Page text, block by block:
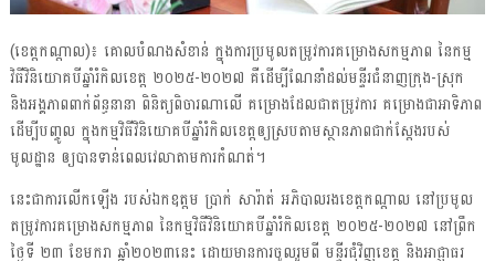
(ខេត្តកណ្ដាល)៖ គោលបំណងសំខាន់ ក្នុងការប្រមូលតម្រូវការគម្រោងសកម្មភាព នៃកម្ម
វិធីវិនិយោគបីឆ្នាំរំកិលខេត្ត ២០២៥-២០២៧ គឺដើម្បីណែនាំដល់មន្ទីរជំនាញក្រុង-ស្រុក
និងអង្គភាពពាក់ព័ន្ធនានា ពិនិត្យពិចារណាលើ គម្រោងដែលជាតម្រូវការ គម្រោងជាអាទិភាព
ដើម្បីបញ្ចូល ក្នុងកម្មវិធីវិនិយោគបីឆ្នាំរំកិលខេត្តឲ្យស្របតាមស្ថានភាពជាក់ស្ដែងរបស់
មូលដ្ឋាន ឲ្យបានទាន់ពេលវេលាតាមការកំណត់។
នេះជាការលើកឡើង របស់ឯកឧត្តម ប្រាក់ សារ៉ាត់ អភិបាលរងខេត្តកណ្ដាល នៅប្រមូល
តម្រូវការគម្រោងសកម្មភាព នៃកម្មវិធីវិនិយោគបីឆ្នាំរំកិលខេត្ត ២០២៥-២០២៧ នៅព្រឹក
ថ្ងៃទី ២៣ ខែមករា ឆ្នាំ២០២៣នេះ ដោយមានការចូលរួមពី មន្ទីរជុំវិញខេត្ត និងអាជ្ញាធរ